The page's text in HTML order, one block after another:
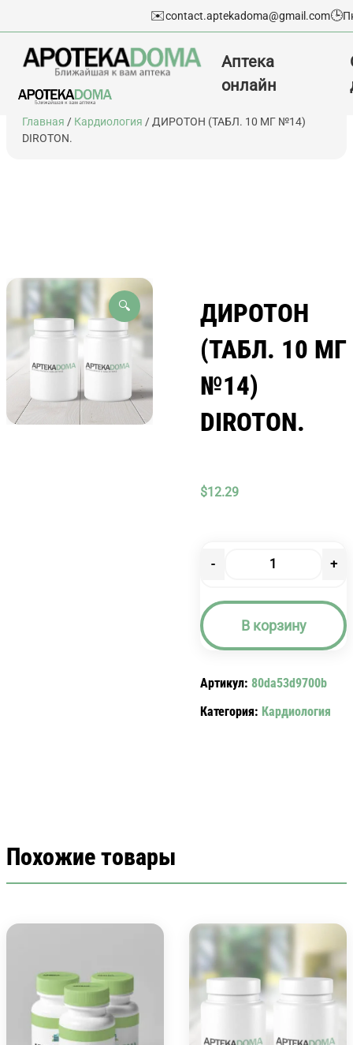
Перейти
содержимому
✉️contact.aptekadoma@gmail.com🕒
Аптека
онлайн
Главная / Кардиология / ДИРОТОН (ТАБЛ. 10 МГ №14)
DIROTON.
🔍
ДИРОТОН
(ТАБЛ. 10 МГ
№14)
DIROTON.
$12.29
-
ДИРОТОН
(ТАБЛ.
10
№14)
DIROTON.
+
В корзину
Артикул: 80da53d9700b
Категория: Кардиология
Похожие товары